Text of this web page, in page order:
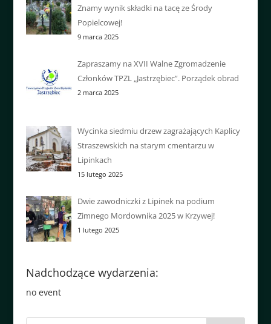
Znamy wynik składki na tacę ze Środy
Popielcowej!
9 marca 2025
Zapraszamy na XVII Walne Zgromadzenie
Członków TPZL „Jastrzębiec”. Porządek obrad
2 marca 2025
Wycinka siedmiu drzew zagrażających Kaplicy
Straszewskich na starym cmentarzu w
Lipinkach
15 lutego 2025
Dwie zawodniczki z Lipinek na podium
Zimnego Mordownika 2025 w Krzywej!
1 lutego 2025
Nadchodzące wydarzenia:
no event